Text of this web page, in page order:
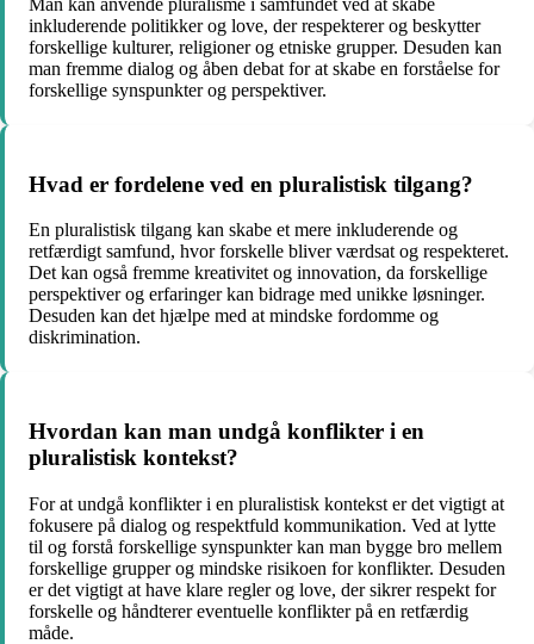
inkluderende politikker og love, der respekterer og beskytter
forskellige kulturer, religioner og etniske grupper. Desuden kan
man fremme dialog og åben debat for at skabe en forståelse for
forskellige synspunkter og perspektiver.
Hvad er fordelene ved en pluralistisk tilgang?
En pluralistisk tilgang kan skabe et mere inkluderende og
retfærdigt samfund, hvor forskelle bliver værdsat og respekteret.
Det kan også fremme kreativitet og innovation, da forskellige
perspektiver og erfaringer kan bidrage med unikke løsninger.
Desuden kan det hjælpe med at mindske fordomme og
diskrimination.
Hvordan kan man undgå konflikter i en
pluralistisk kontekst?
For at undgå konflikter i en pluralistisk kontekst er det vigtigt at
fokusere på dialog og respektfuld kommunikation. Ved at lytte
til og forstå forskellige synspunkter kan man bygge bro mellem
forskellige grupper og mindske risikoen for konflikter. Desuden
er det vigtigt at have klare regler og love, der sikrer respekt for
forskelle og håndterer eventuelle konflikter på en retfærdig
måde.